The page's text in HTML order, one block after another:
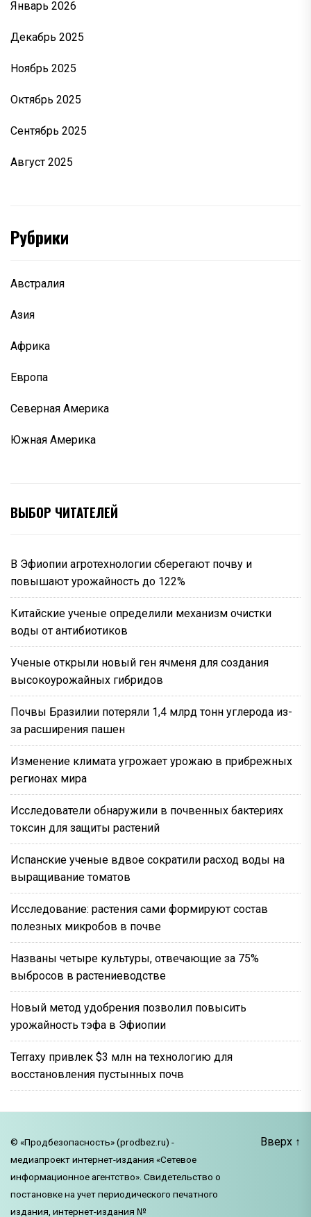
Январь 2026
Декабрь 2025
Ноябрь 2025
Октябрь 2025
Сентябрь 2025
Август 2025
Рубрики
Австралия
Азия
Африка
Европа
Северная Америка
Южная Америка
ВЫБОР ЧИТАТЕЛЕЙ
В Эфиопии агротехнологии сберегают почву и
повышают урожайность до 122%
Китайские ученые определили механизм очистки
воды от антибиотиков
Ученые открыли новый ген ячменя для создания
высокоурожайных гибридов
Почвы Бразилии потеряли 1,4 млрд тонн углерода из-
за расширения пашен
Изменение климата угрожает урожаю в прибрежных
регионах мира
Исследователи обнаружили в почвенных бактериях
токсин для защиты растений
Испанские ученые вдвое сократили расход воды на
выращивание томатов
Исследование: растения сами формируют состав
полезных микробов в почве
Названы четыре культуры, отвечающие за 75%
выбросов в растениеводстве
Новый метод удобрения позволил повысить
урожайность тэфа в Эфиопии
Terraxy привлек $3 млн на технологию для
восстановления пустынных почв
© «Продбезопасность» (prodbez.ru) -
медиапроект интернет-издания «Сетевое
информационное агентство». Свидетельство о
постановке на учет периодического печатного
издания, интернет-издания №
Вверх ↑